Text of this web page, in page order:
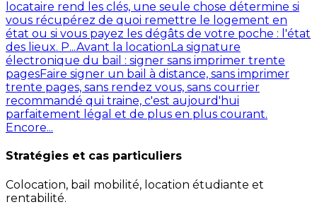
locataire rend les clés, une seule chose détermine si
vous récupérez de quoi remettre le logement en
état ou si vous payez les dégâts de votre poche : l'état
des lieux. P...Avant la locationLa signature
électronique du bail : signer sans imprimer trente
pagesFaire signer un bail à distance, sans imprimer
trente pages, sans rendez vous, sans courrier
recommandé qui traine, c'est aujourd'hui
parfaitement légal et de plus en plus courant.
Encore...
Stratégies et cas particuliers
Colocation, bail mobilité, location étudiante et
rentabilité.